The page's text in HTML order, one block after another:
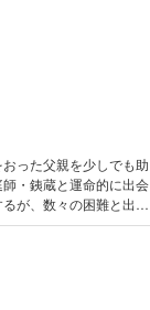
った父親を少しでも助
・銕蔵と運命的に出会
が、数々の困難と出会
る仕事と恋に打ち込む
説。